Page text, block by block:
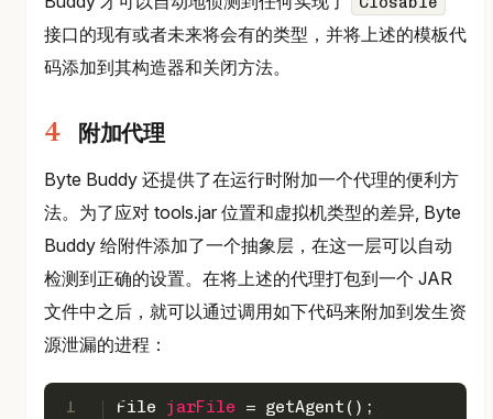
接口的现有或者未来将会有的类型，并将上述的模板代
码添加到其构造器和关闭方法。
附加代理
Byte Buddy 还提供了在运行时附加一个代理的便利方
法。为了应对 tools.jar 位置和虚拟机类型的差异, Byte
Buddy 给附件添加了一个抽象层，在这一层可以自动
检测到正确的设置。在将上述的代理打包到一个 JAR
文件中之后，就可以通过调用如下代码来附加到发生资
源泄漏的进程：
1
File jarFile = getAgent();